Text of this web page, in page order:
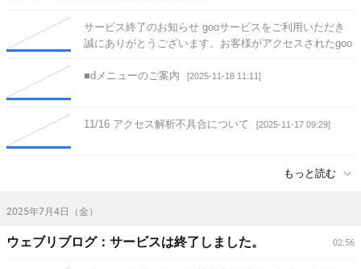
サービス終了のお知らせ gooサービスをご利用いただき
誠にありがとうございます。お客様がアクセスされたgoo
■dメニューのご案内 [2025-11-18 11:11]
11/16 アクセス解析不具合について [2025-11-17 09:29]
もっと読む
2025年7月4日（金）
02:56
ウェブリブログ：サービスは終了しました。